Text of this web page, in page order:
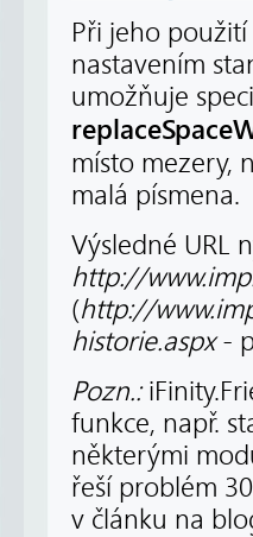
Při jeho
nastavením
umožňuje
místo mezery,
malá písmena.
Výsledné URL
http://
(http://
historie.aspx-
Pozn.:
funkce, např.
některými
řeší problém
v článku na